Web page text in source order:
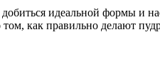
идеальной формы и
как правильно делают